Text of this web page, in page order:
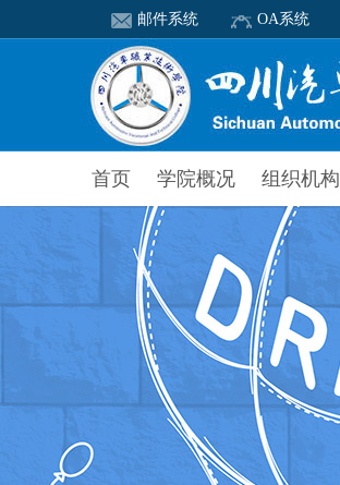
邮件系统 OA系统
首页 学院概况 组织机构